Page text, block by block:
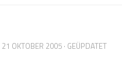
21 OKTOBER 2005 · GEÜPDATET